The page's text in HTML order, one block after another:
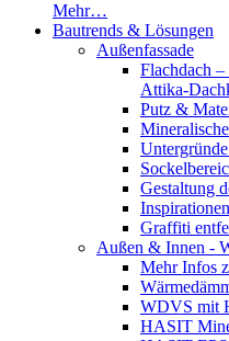
Mehr…
Bautrends & Lösungen
Außenfassade
Flachdach –
Attika-
Putz &
Gestaltung
Graffiti
Außen & Innen -
Mehr Infos
WDVS mit
HASIT